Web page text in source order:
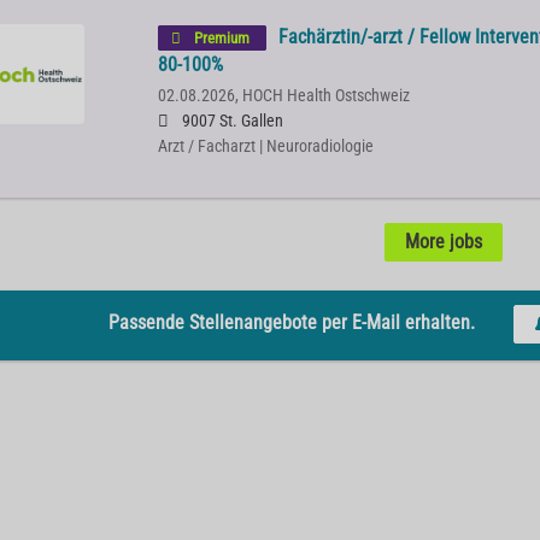
Premium
Fachärztin/-arzt / Fellow
80-100%
02.08.2026, HOCH Health Ostschweiz
9007 St. Gallen
Arzt / Facharzt | Neuroradiologie
More jobs
Passende Stellenangebote per E-Mail erhalten.